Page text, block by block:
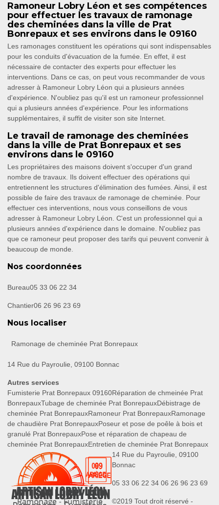
Ramoneur Lobry Léon et ses compétences
pour effectuer les travaux de ramonage
des cheminées dans la ville de Prat
Bonrepaux et ses environs dans le 09160
Les ramonages constituent les opérations qui sont indispensables
pour les conduits d'évacuation de la fumée. En effet, il est
nécessaire de contacter des experts pour effectuer les
interventions. Dans ce cas, on peut vous recommander de vous
adresser à Ramoneur Lobry Léon qui a plusieurs années
d'expérience. N'oubliez pas qu'il est un ramoneur professionnel
qui a plusieurs années d'expérience. Pour les informations
supplémentaires, il suffit de visiter son site Internet.
Le travail de ramonage des cheminées
dans la ville de Prat Bonrepaux et ses
environs dans le 09160
Les propriétaires des maisons doivent s'occuper d'un grand
nombre de travaux. Ils doivent effectuer des opérations qui
entretiennent les structures d'élimination des fumées. Ainsi, il est
possible de faire des travaux de ramonage de cheminée. Pour
effectuer ces interventions, nous vous conseillons de vous
adresser à Ramoneur Lobry Léon. C'est un professionnel qui a
plusieurs années d'expérience dans le domaine. N'oubliez pas
que ce ramoneur peut proposer des tarifs qui peuvent convenir à
beaucoup de monde.
Nos coordonnées
Bureau05 33 06 22 34
Chantier06 26 96 23 69
Nous localiser
Ramonage de cheminée Prat Bonrepaux
14 Rue du Payroulie, 09100 Bonnac
Autres services
Fumisterie Prat Bonrepaux 09160Réparation de chmeinée Prat
BonrepauxTubage de cheminée Prat BonrepauxDébistrage de
cheminée Prat BonrepauxRamoneur Prat BonrepauxRamonage
de chaudière Prat BonrepauxPoseur et pose de poêle à bois et
granulé Prat BonrepauxPose et réparation de chapeau de
cheminée Prat BonrepauxEntretien de cheminée Prat Bonrepaux
14 Rue du Payroulie, 09100
Bonnac
05 33 06 22 34 06 26 96 23 69
©2019 Tout droit réservé -